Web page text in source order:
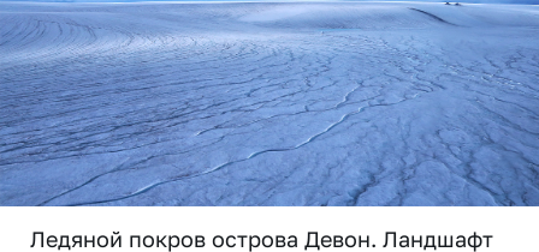
Ледяной покров острова Девон. Ландшафт